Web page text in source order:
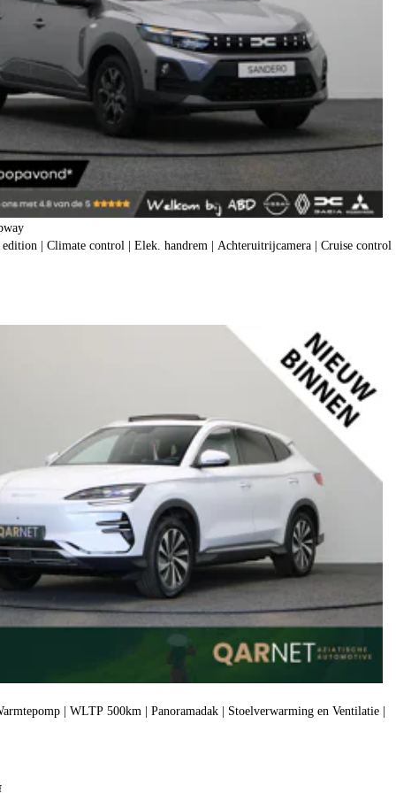
| Climate control | Elek. handrem | Achteruitrijcamera | Cruise control |
| WLTP 500km | Panoramadak | Stoelverwarming en Ventilatie |